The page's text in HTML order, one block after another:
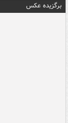
برگزیده عکس